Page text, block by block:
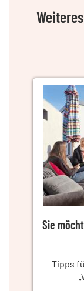
Sie
Tipps